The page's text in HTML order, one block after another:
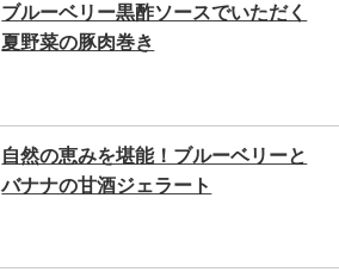
ブルーベリー黒酢ソースでいただく
夏野菜の豚肉巻き
自然の恵みを堪能！ブルーベリーと
バナナの甘酒ジェラート